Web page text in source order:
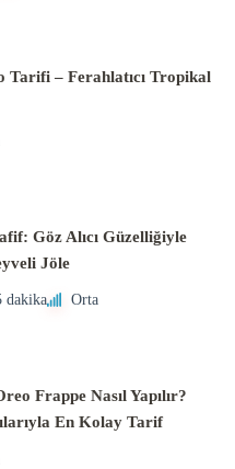
Tarifi – Ferahlatıcı Tropikal
Göz Alıcı Güzelliğiyle
Jöle
dakika Orta
Frappe Nasıl Yapılır?
En Kolay Tarif